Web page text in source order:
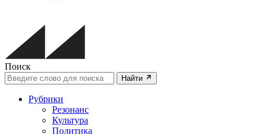
Поиск
Найти
Рубрики
Резонанс
Культура
Политика